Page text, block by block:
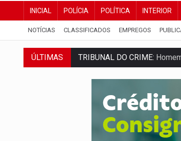
INICIAL POLÍCIA POLÍTICA INTERIOR
NOTÍCIAS CLASSIFICADOS EMPREGOS
ÚLTIMAS TRIBUNAL DO CRIME:
VÍDEO:Perseguição é
LUDOPATIA:Apostas online
REFLORESTAMENTO: Plantar
OVNIS NA LUA:Cientistas